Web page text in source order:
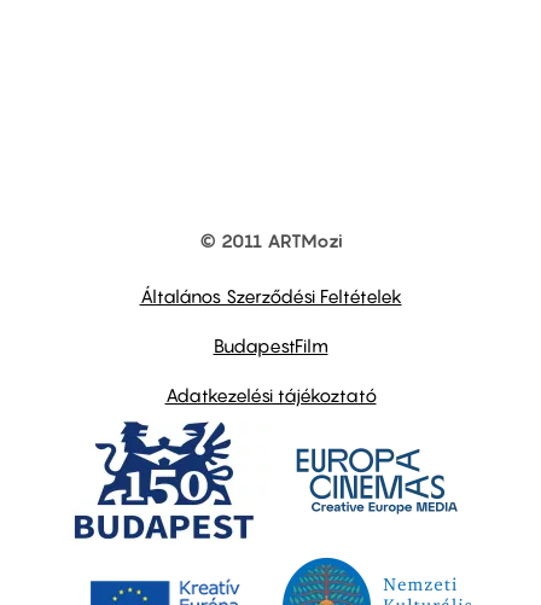
© 2011 ARTMozi
Általános Szerződési Feltételek
BudapestFilm
Adatkezelési tájékoztató